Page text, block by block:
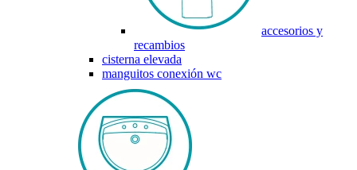
accesorios y
recambios
cisterna elevada
manguitos conexión wc